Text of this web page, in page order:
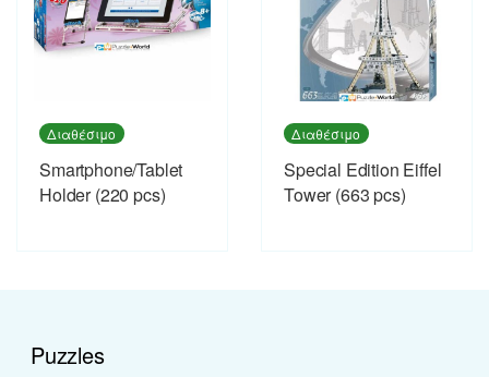
Διαθέσιμο
Smartphone/Tablet
Holder (220 pcs)
Διαθέσιμο
Special Edition Eiffel
Tower (663 pcs)
Puzzles